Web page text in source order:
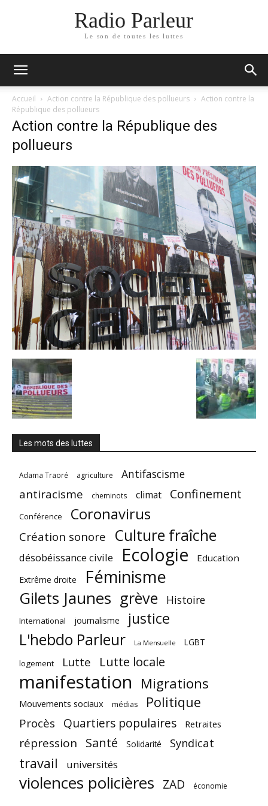
Radio Parleur
Le son de toutes les luttes
Accueil Action contre la République des pollueurs
Action contre la
République des pollueurs
Action contre la République des
pollueurs
Les mots des luttes
Adama Traoré agriculture Antifascisme
antiracisme cheminots climat Confinement
Conférence Coronavirus
Création sonore Culture fraîche
désobéissance civile Ecologie Education
Extrême droite Féminisme
Gilets Jaunes grève Histoire
International journalisme justice
L'hebdo Parleur La Mensuelle
LGBT
logement
Lutte Lutte locale
manifestation Migrations
Mouvements sociaux médias Politique
Procès Quartiers populaires Retraites
répression Santé Solidarité Syndicat
travail universités
violences policières ZAD économie